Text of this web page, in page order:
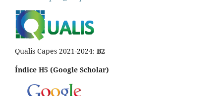
Qualis Capes 2021-2024: B2
Índice H5 (Google Scholar)